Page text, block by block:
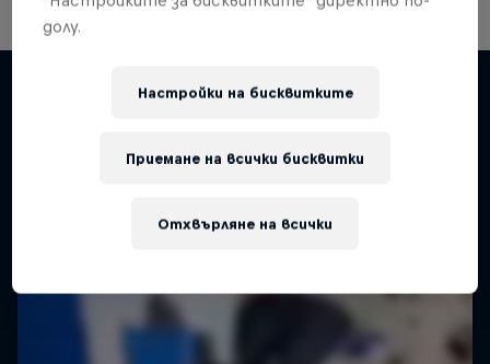
долу.
Настройки на бисквитките
Отхвърляне на всички
Приемане на всички бисквитки